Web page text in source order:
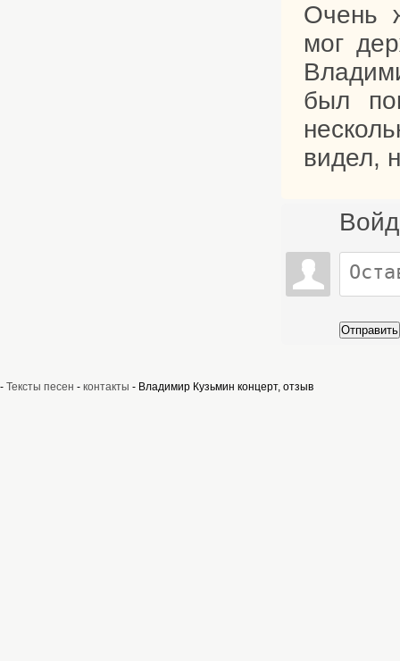
Очень
мог
был
видел,
Отправить
- Тексты песен - контакты - Владимир Кузьмин концерт, отзыв